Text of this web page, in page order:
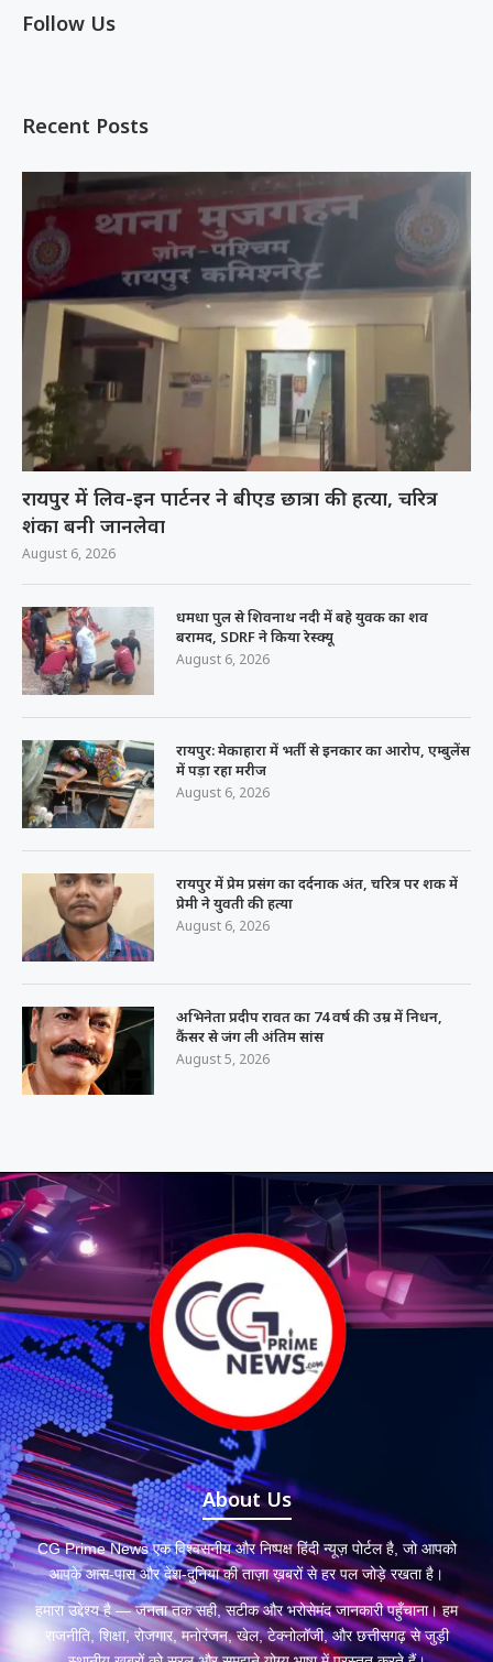
Follow Us
Recent Posts
रायपुर में लिव-इन पार्टनर ने बीएड छात्रा की हत्या, चरित्र
शंका बनी जानलेवा
August 6, 2026
धमधा पुल से शिवनाथ नदी में बहे युवक का शव
बरामद, SDRF ने किया रेस्क्यू
August 6, 2026
रायपुर: मेकाहारा में भर्ती से इनकार का आरोप, एम्बुलेंस
में पड़ा रहा मरीज
August 6, 2026
रायपुर में प्रेम प्रसंग का दर्दनाक अंत, चरित्र पर शक में
प्रेमी ने युवती की हत्या
August 6, 2026
अभिनेता प्रदीप रावत का 74 वर्ष की उम्र में निधन,
कैंसर से जंग ली अंतिम सांस
August 5, 2026
About Us
CG Prime News एक विश्वसनीय और निष्पक्ष हिंदी न्यूज़ पोर्टल है, जो आपको
आपके आस-पास और देश-दुनिया की ताज़ा ख़बरों से हर पल जोड़े रखता है।
हमारा उद्देश्य है — जनता तक सही, सटीक और भरोसेमंद जानकारी पहुँचाना। हम
राजनीति, शिक्षा, रोजगार, मनोरंजन, खेल, टेक्नोलॉजी, और छत्तीसगढ़ से जुड़ी